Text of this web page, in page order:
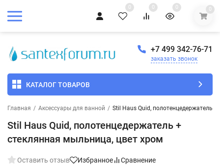
0 0 0 0
+7 499 342-76-71
заказать звонок
КАТАЛОГ ТОВАРОВ
Главная / Аксессуары для ванной / Stil Haus Quid, полотенцедержатель
Stil Haus Quid, полотенцедержатель +
стеклянная мыльница, цвет хром
Оставить отзыв Избранное Сравнение